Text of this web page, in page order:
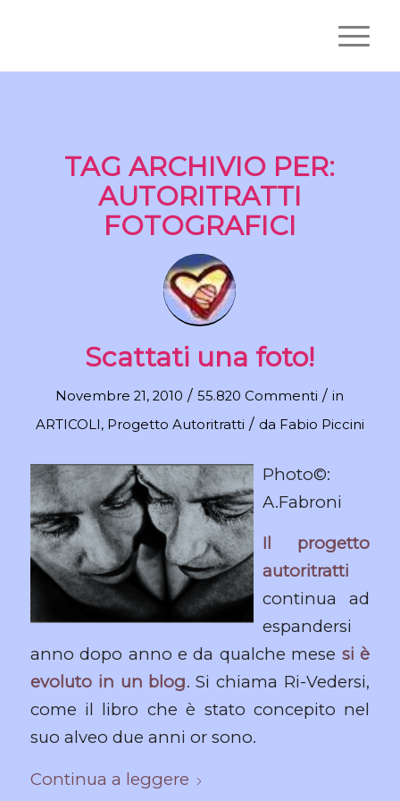
TAG ARCHIVIO PER:
AUTORITRATTI
FOTOGRAFICI
Scattati una foto!
Novembre 21, 2010 / 55.820 Commenti / in
ARTICOLI, Progetto Autoritratti / da Fabio Piccini
Photo©:
A.Fabroni
Il progetto
autoritratti
continua ad
espandersi
anno dopo anno e da qualche mese si è
evoluto in un blog. Si chiama Ri-Vedersi,
come il libro che è stato concepito nel
suo alveo due anni or sono.
Continua a leggere